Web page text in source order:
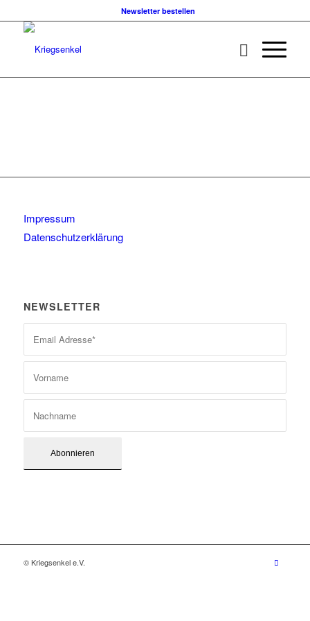
Newsletter bestellen
Impressum
Datenschutzerklärung
NEWSLETTER
© Kriegsenkel e.V.